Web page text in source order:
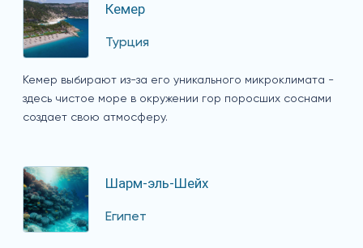
Кемер
Турция
Кемер выбирают из-за его уникального микроклимата -
здесь чистое море в окружении гор поросших соснами
создает свою атмосферу.
Шарм-эль-Шейх
Египет